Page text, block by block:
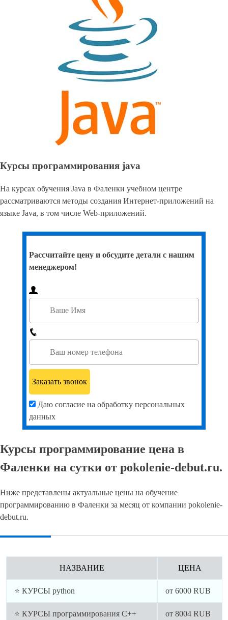
Курсы программирования java
На курсах обучения Java в Фаленки учебном центре
рассматриваются методы создания Интернет-приложений на
языке Java, в том числе Web-приложений.
Рассчитайте цену и обсудите детали с нашим
менеджером!
Даю согласие на обработку персональных
данных
Курсы программирование цена в
Фаленки на сутки от pokolenie-debut.ru.
Ниже представлены актуальные цены на обучение
программированию в Фаленки за месяц от компании pokolenie-
debut.ru.
НАЗВАНИЕ ЦЕНА
⭐ КУРСЫ python от 6000 RUB
⭐ КУРСЫ программирования C++ от 8004 RUB